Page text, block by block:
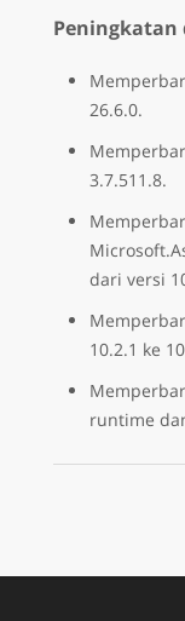
Peningkatan
26.6.0.
3.7.511.8.
dari versi
10.2.1 ke
runtime